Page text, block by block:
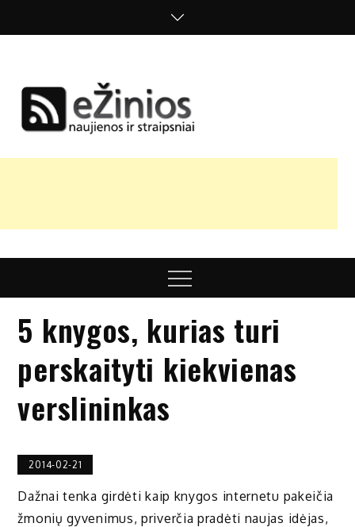
nuomonės
Menu
5 knygos, kurias turi
perskaityti kiekvienas
verslininkas
2014-02-21
Dažnai tenka girdėti kaip knygos internetu pakeičia
žmonių gyvenimus, priverčia pradėti naujas idėjas,